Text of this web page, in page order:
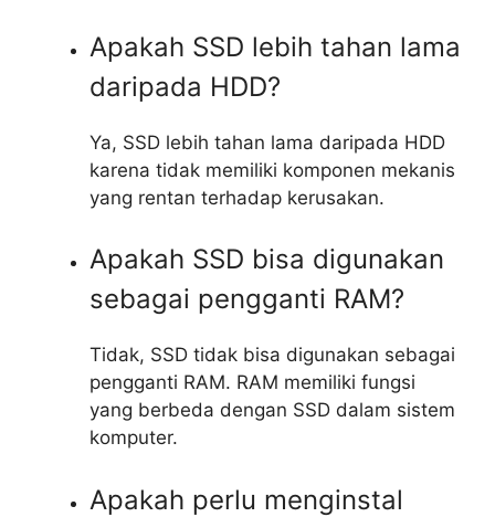
Apakah SSD lebih tahan lama
daripada HDD?
Ya, SSD lebih tahan lama daripada HDD
karena tidak memiliki komponen mekanis
yang rentan terhadap kerusakan.
Apakah SSD bisa digunakan
sebagai pengganti RAM?
Tidak, SSD tidak bisa digunakan sebagai
pengganti RAM. RAM memiliki fungsi
yang berbeda dengan SSD dalam sistem
komputer.
Apakah perlu menginstal